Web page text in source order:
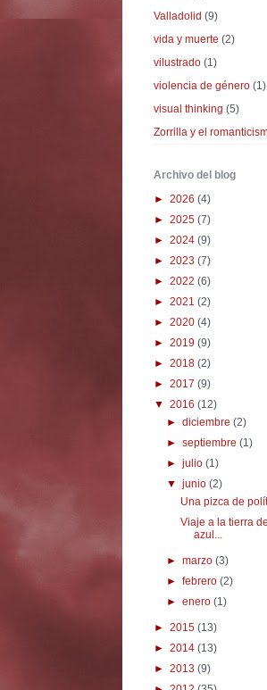
Valladolid (9)
vida y muerte (2)
vilustrado (1)
violencia de género (1)
visual thinking (5)
Zorrilla y el
Archivo del blog
► 2026 (4)
► 2025 (7)
► 2024 (9)
► 2023 (7)
► 2022 (6)
► 2021 (2)
► 2020 (4)
► 2019 (9)
► 2018 (2)
► 2017 (9)
▼ 2016 (12)
►diciembre(2)
►septiembre(1)
►julio(1)
▼junio(2)
Una pizca de
Viaje a la tierra
azul...
►marzo(3)
►febrero(2)
►enero(1)
► 2015 (13)
► 2014 (13)
► 2013 (9)